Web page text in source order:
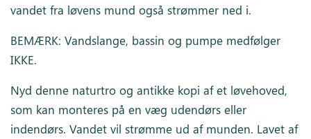
vandet fra løvens mund også strømmer ned i.
BEMÆRK: Vandslange, bassin og pumpe medfølger
IKKE.
Nyd denne naturtro og antikke kopi af et løvehoved,
som kan monteres på en væg udendørs eller
indendørs. Vandet vil strømme ud af munden. Lavet af